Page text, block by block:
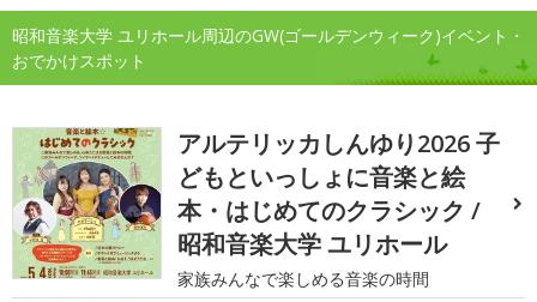
昭和音楽大学 ユリホール周辺のGW(ゴールデンウィーク)イベント・
おでかけスポット
アルテリッカしんゆり2026 子
どもといっしょに音楽と絵
本・はじめてのクラシック /
昭和音楽大学 ユリホール
家族みんなで楽しめる音楽の時間